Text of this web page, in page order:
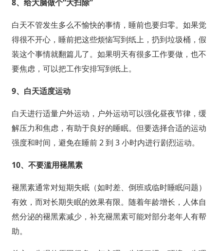
8、 给大脑做个“大扫除”
白天不管发生多么不愉快的事情，睡前也要归零。如果觉
得很不开心，睡前把这些烦恼写到纸上，扔到垃圾桶，假
装这个事情就翻篇儿了。如果明天有很多工作要做，也不
要焦虑，可以把工作安排写到纸上。
9、 白天适度运动
白天进行适量户外运动，户外运动可以强化昼夜节律，缓
解压力和焦虑，有助于良好的睡眠。但要选择合适的运动
强度和时间，避免在睡前 2 到 3 小时内进行剧烈运动。
10、 不要滥用褪黑素
褪黑素通常对短期失眠（如时差、倒班或临时睡眠问题）
有效，而对长期失眠的效果有限。随着年龄增长，人体自
然分泌的褪黑素减少，补充褪黑素可能对部分老年人有帮
助。